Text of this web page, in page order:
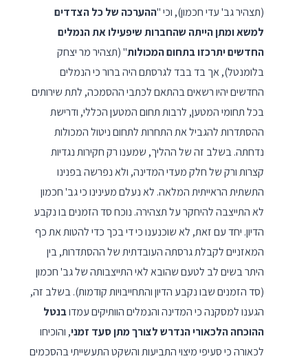
(תצהיר גב' עדי חכמון), וכי "ההערכה של כל הצדדים
למשא ומתן הייתה שהחברות שיפעילו את הנמלים
החדשים יתרכזו בתחום המכולות" (תצהיר מר יצחק
בלומנטל), אך בד בבד לגרסתם היה ברור כי הנמלים
החדשים יהיו רשאים בהתאם לכתבי ההסמכה, לתת שירותים
בכל תחומי המטען, לרבות תחום המטען הכללי, ודרישת
ההסתדרות להגביל את התחרות לתחום ניטול המכולות
נדחתה. בשלב זה של ההליך, שמענו רק חקירות נגדיות
קצרות ורק של חלק מעדי המדינה, ולא נפרשה בפנינו
התשתית הראייתית המלאה. לא נעלם מעינינו כי גב' חכמון
לא התייצבה להיחקר על תצהירה. נוכח סד הזמנים בו נקבע
הדיון. יחד עם זאת, לא שוכנענו כי די בכך כדי להטות את כף
המאזניים לקבלת גרסתה העובדתית של ההסתדרות, בין
היתר בשים לב לטעם שהובא לאי התייצבותה של גב' חכמון
(סד הזמנים שבו נקבע הדיון והתחייבויות קודמות). בשלב זה,
הגענו למסקנה כי המדינה והנמלים הוותיקים עמדובנטל
ההוכחה הלכאורי הנדרש לצורך מתן סעד זמני, והוכיחו
לכאורה כי סעיפי מיצוי התביעות והשקט התעשייתי בהסכמים